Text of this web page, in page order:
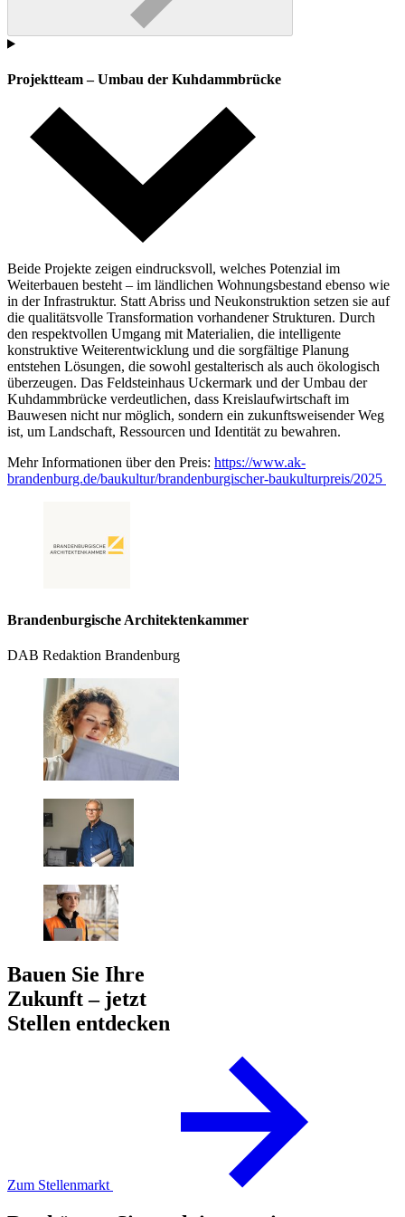
Projektteam – Umbau der Kuhdammbrücke
Beide Projekte zeigen eindrucksvoll, welches Potenzial im
Weiterbauen besteht – im ländlichen Wohnungsbestand ebenso wie
in der Infrastruktur. Statt Abriss und Neukonstruktion setzen sie auf
die qualitätsvolle Transformation vorhandener Strukturen. Durch
den respektvollen Umgang mit Materialien, die intelligente
konstruktive Weiterentwicklung und die sorgfältige Planung
entstehen Lösungen, die sowohl gestalterisch als auch ökologisch
überzeugen. Das Feldsteinhaus Uckermark und der Umbau der
Kuhdammbrücke verdeutlichen, dass Kreislaufwirtschaft im
Bauwesen nicht nur möglich, sondern ein zukunftsweisender Weg
ist, um Landschaft, Ressourcen und Identität zu bewahren.
Mehr Informationen über den Preis: https://www.ak-
brandenburg.de/baukultur/brandenburgischer-baukulturpreis/2025
Brandenburgische Architektenkammer
DAB Redaktion Brandenburg
Bauen Sie Ihre
Zukunft – jetzt
Stellen entdecken
Zum Stellenmarkt